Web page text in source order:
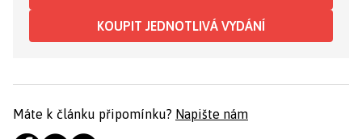
KOUPIT JEDNOTLIVÁ VYDÁNÍ
Máte k článku připomínku? Napište nám